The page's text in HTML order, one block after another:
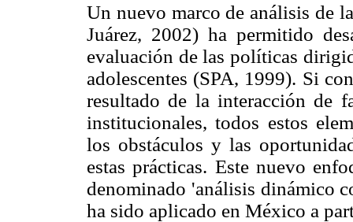
Un nuevo marco de análisis de
Juárez, 2002) ha permitido
evaluación de las políticas
adolescentes (SPA, 1999). Si
resultado de la interacción de
institucionales, todos estos
los obstáculos y las
estas prácticas. Este nuevo
denominado 'análisis dinámico
ha sido aplicado en México a